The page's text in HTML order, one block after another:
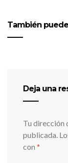
También
Deja una
Tu dirección
publicada.
con *